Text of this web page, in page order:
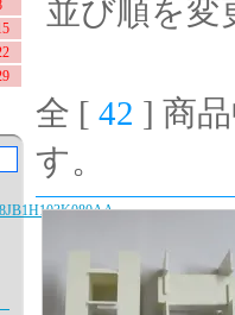
、
並び順を変
全 [ 42 ] 商
す。